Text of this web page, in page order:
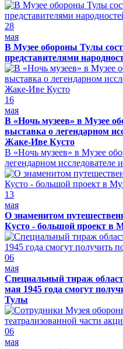
28
мая
В Музее обороны Тулы
представителями
16
мая
В «Ночь музеев» в Музее
выставка о легендарном
Жаке-Иве Кусто
В «Ночь музеев» в Музее
легендарном исследователе
13
мая
О знаменитом
Кусто - большой проект в
06
мая
Специальный тираж
мая 1945 года смогут
Тулы
06
мая